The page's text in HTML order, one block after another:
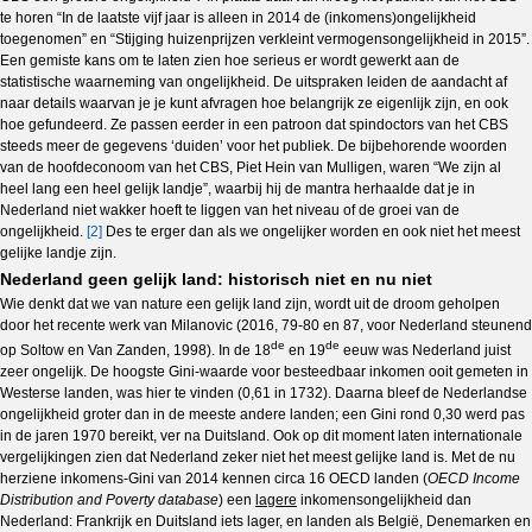
te horen “In de laatste vijf jaar is alleen in 2014 de (inkomens)ongelijkheid
toegenomen” en “Stijging huizenprijzen verkleint vermogens­ongelijkheid in 2015”.
Een gemiste kans om te laten zien hoe serieus er wordt gewerkt aan de
statistische waarneming van ongelijkheid. De uitspraken leiden de aandacht af
naar details waarvan je je kunt afvragen hoe belangrijk ze eigenlijk zijn, en ook
hoe gefundeerd. Ze passen eerder in een patroon dat spindoctors van het CBS
steeds meer de gegevens ‘duiden’ voor het publiek. De bijbehorende woorden
van de hoofdeconoom van het CBS, Piet Hein van Mulligen, waren “We zijn al
heel lang een heel gelijk landje”, waarbij hij de mantra herhaalde dat je in
Nederland niet wakker hoeft te liggen van het niveau of de groei van de
ongelijkheid. [2] Des te erger dan als we ongelijker worden en ook niet het meest
gelijke landje zijn.
Nederland geen gelijk land: historisch niet en nu niet
Wie denkt dat we van nature een gelijk land zijn, wordt uit de droom geholpen
door het recente werk van Milanovic (2016, 79-80 en 87, voor Nederland steunend
op Soltow en Van Zanden, 1998). In de 18de en 19de eeuw was Nederland juist
zeer ongelijk. De hoogste Gini-waarde voor besteedbaar inkomen ooit gemeten in
Westerse landen, was hier te vinden (0,61 in 1732). Daarna bleef de Nederlandse
ongelijkheid groter dan in de meeste andere landen; een Gini rond 0,30 werd pas
in de jaren 1970 bereikt, ver na Duitsland. Ook op dit moment laten internationale
vergelijkingen zien dat Nederland zeker niet het meest gelijke land is. Met de nu
herziene inkomens-Gini van 2014 kennen circa 16 OECD landen (OECD Income
Distribution and Poverty database) een lagere inkomensongelijkheid dan
Nederland: Frankrijk en Duitsland iets lager, en landen als België, Denemarken en